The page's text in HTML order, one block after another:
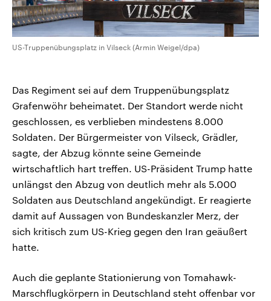
US-Truppenübungsplatz in Vilseck (Armin Weigel/dpa)
Das Regiment sei auf dem Truppenübungsplatz
Grafenwöhr beheimatet. Der Standort werde nicht
geschlossen, es verblieben mindestens 8.000
Soldaten. Der Bürgermeister von Vilseck, Grädler,
sagte, der Abzug könnte seine Gemeinde
wirtschaftlich hart treffen. US-Präsident Trump hatte
unlängst den Abzug von deutlich mehr als 5.000
Soldaten aus Deutschland angekündigt. Er reagierte
damit auf Aussagen von Bundeskanzler Merz, der
sich kritisch zum US-Krieg gegen den Iran geäußert
hatte.
Auch die geplante Stationierung von Tomahawk-
Marschflugkörpern in Deutschland steht offenbar vor